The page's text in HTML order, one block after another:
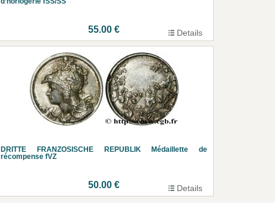
55.00 € Details
DRITTE FRANZOSISCHE REPUBLIK Médaillette de
récompense fVZ
50.00 € Details